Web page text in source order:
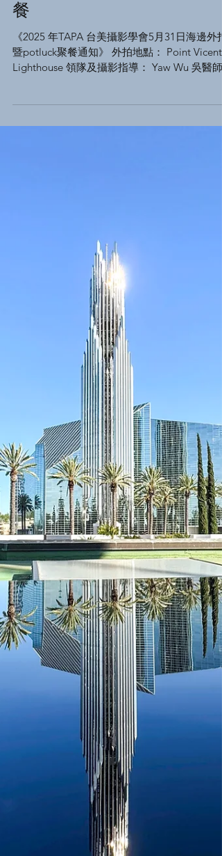
月31日海邊外拍暨potluck聚
餐
《2025 年TAPA 台美攝影學會5月31日海邊外拍
邊集合 地址：...